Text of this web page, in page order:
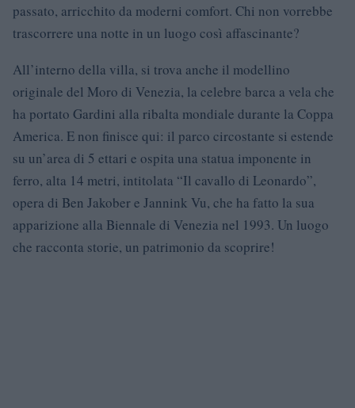
passato, arricchito da moderni comfort. Chi non vorrebbe
trascorrere una notte in un luogo così affascinante?
All’interno della villa, si trova anche il modellino
originale del Moro di Venezia, la celebre barca a vela che
ha portato Gardini alla ribalta mondiale durante la Coppa
America. E non finisce qui: il parco circostante si estende
su un’area di 5 ettari e ospita una statua imponente in
ferro, alta 14 metri, intitolata “Il cavallo di Leonardo”,
opera di Ben Jakober e Jannink Vu, che ha fatto la sua
apparizione alla Biennale di Venezia nel 1993. Un luogo
che racconta storie, un patrimonio da scoprire!